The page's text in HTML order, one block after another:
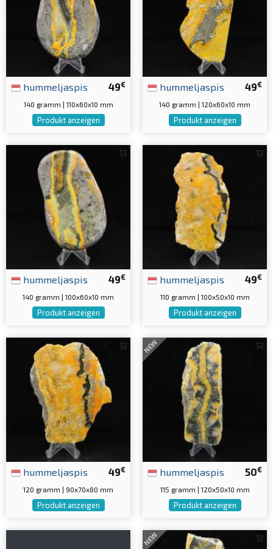
49€
hummeljaspis
140 gramm | 110x60x10 mm
Produkt anzeigen
49€
hummeljaspis
140 gramm | 120x60x10 mm
Produkt anzeigen
49€
hummeljaspis
140 gramm | 100x60x10 mm
Produkt anzeigen
49€
hummeljaspis
110 gramm | 100x50x10 mm
Produkt anzeigen
49€
hummeljaspis
120 gramm | 90x70x80 mm
Produkt anzeigen
NEW
50€
hummeljaspis
115 gramm | 120x50x10 mm
Produkt anzeigen
NEW